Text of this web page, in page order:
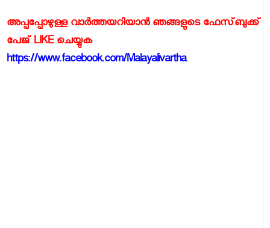
അപ്പപ്പോഴുള്ള വാര്‍ത്തയറിയാന്‍ ഞങ്ങളുടെ ഫേസ്‌ബുക്ക്‌
പേജ് LIKE ചെയ്യുക
https://www.facebook.com/Malayalivartha